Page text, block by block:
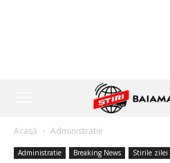
Acasă Administratie
Administratie Breaking News Stirile zilei